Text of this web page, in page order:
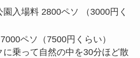
園入場料 2800ペソ （3000円く
ペソ（7500円くらい）
に乗って自然の中を30分ほど散